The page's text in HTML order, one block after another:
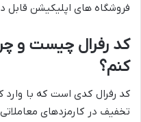
فروشگاه های اپلیکیشن قابل
کد رفرال چیست و
کنم؟
کد رفرال کدی است که با وارد
تخفیف در کارمزدهای